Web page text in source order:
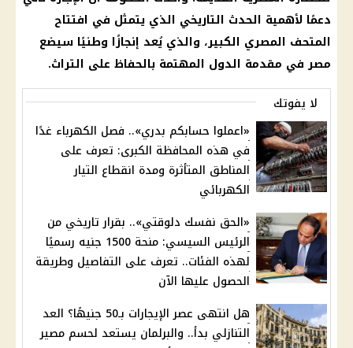
دعمًا لأهمية الحدث التاريخي الذي يتمثل في افتتاح
المتحف المصري الكبير، والذي يُعد إنجازًا وطنيًا سيضع
مصر في مقدمة الدول المهتمة بالحفاظ على التراث.
لا يفوتك
«اعملوا حسابكم بدري».. فصل الكهرباء غدًا
في هذه المحافظة الكبرى: تعرف على
المناطق المتأثرة ومدة انقطاع التيار
الكهربائي
«الحق نفسك دلوقتي».. بقرار تاريخي من
الرئيس السيسي: منحة 1500 جنيه رسميًا
لهذه الفئات.. تعرف على التفاصيل وطريقة
الحصول عليها الآن
هل انتهى عصر الإيجارات بـ50 جنيهًا؟ العد
التنازلي بدأ.. والبرلمان يستعد لحسم مصير